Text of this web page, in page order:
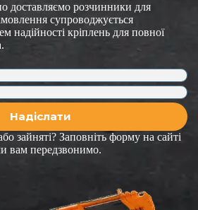
доставляємо розчинники для
супроводжується
надійності кріплень для повної
зайняті? Заповніть форму на сайті
вам передзвонимо.